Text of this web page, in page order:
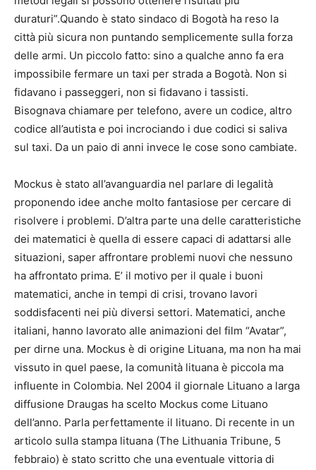
duraturi”.Quando è stato sindaco di Bogotà ha reso la
città più sicura non puntando semplicemente sulla forza
delle armi. Un piccolo fatto: sino a qualche anno fa era
impossibile fermare un taxi per strada a Bogotà. Non si
fidavano i passeggeri, non si fidavano i tassisti.
Bisognava chiamare per telefono, avere un codice, altro
codice all’autista e poi incrociando i due codici si saliva
sul taxi. Da un paio di anni invece le cose sono cambiate.
Mockus è stato all’avanguardia nel parlare di legalità
proponendo idee anche molto fantasiose per cercare di
risolvere i problemi. D’altra parte una delle caratteristiche
dei matematici è quella di essere capaci di adattarsi alle
situazioni, saper affrontare problemi nuovi che nessuno
ha affrontato prima. E’ il motivo per il quale i buoni
matematici, anche in tempi di crisi, trovano lavori
soddisfacenti nei più diversi settori. Matematici, anche
italiani, hanno lavorato alle animazioni del film “Avatar”,
per dirne una. Mockus è di origine Lituana, ma non ha mai
vissuto in quel paese, la comunità lituana è piccola ma
influente in Colombia. Nel 2004 il giornale Lituano a larga
diffusione Draugas ha scelto Mockus come Lituano
dell’anno. Parla perfettamente il lituano. Di recente in un
articolo sulla stampa lituana (The Lithuania Tribune, 5
febbraio) è stato scritto che una eventuale vittoria di